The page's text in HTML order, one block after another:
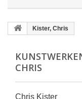
Kister, Chris
CHRIS
Chris Kister